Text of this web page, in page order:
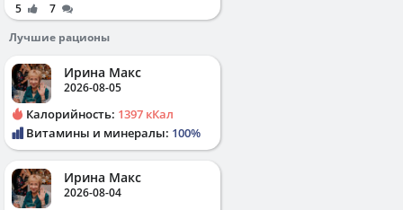
5
7
Лучшие рационы
Ирина Макс
2026-08-05
Калорийность: 1397 кКал
Витамины и минералы: 100%
Ирина Макс
2026-08-04